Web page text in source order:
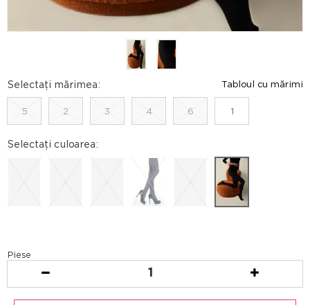
Selectați mărimea: Tabloul cu mărimi
5 2 3 4 6 1
Selectați culoarea:
Piese
1